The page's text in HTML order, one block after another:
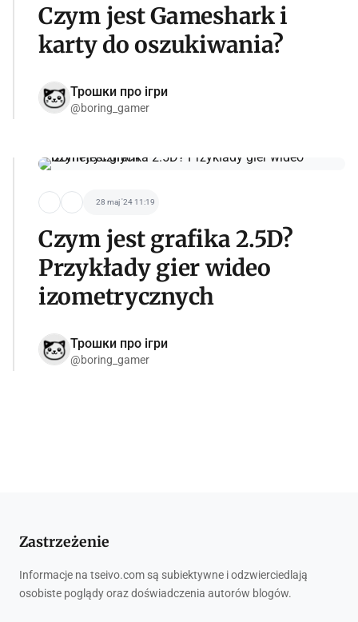
Czym jest Gameshark i
karty do oszukiwania?
Трошки про ігри
@boring_gamer
28 maj '24 11:19
Czym jest grafika 2.5D?
Przykłady gier wideo
izometrycznych
Трошки про ігри
@boring_gamer
Zastrzeżenie
Informacje na tseivo.com są subiektywne i odzwierciedlają
osobiste poglądy oraz doświadczenia autorów blogów.